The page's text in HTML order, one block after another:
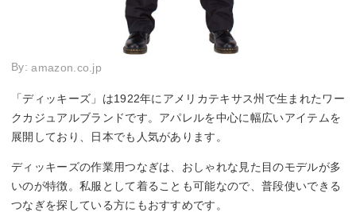
By:amazon.co.jp
「ディッキーズ」は1922年にアメリカテキサス州で生まれたワー
クカジュアルブランドです。アパレルを中心に幅広いアイテムを
展開しており、日本でも人気があります。
ディッキーズの作業用つなぎは、おしゃれな見た目のモデルが多
いのが特徴。私服として着ることも可能なので、普段使いできる
つなぎを探している方にもおすすめです。